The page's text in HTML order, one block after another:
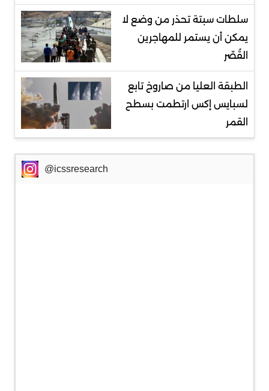
سلطات سبتة تحذر من وضع لا
يمكن أن يستمر للمهاجرين
القُصّر
الطبقة العليا من صاروخ تابع
لسبايس إكس ارتطمت بسطح
القمر
@icssresearch